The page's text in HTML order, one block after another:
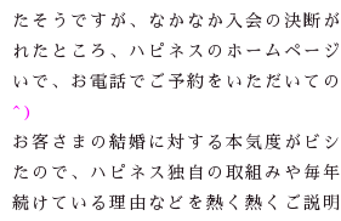
たそうですが、なかなか入会の決断
れたところ、ハピネスのホームペー
いで、お電話でご予約をいただいて
^)
お客さまの結婚に対する本気度がビ
たので、ハピネス独自の取組みや毎
続けている理由などを熱く熱くご説